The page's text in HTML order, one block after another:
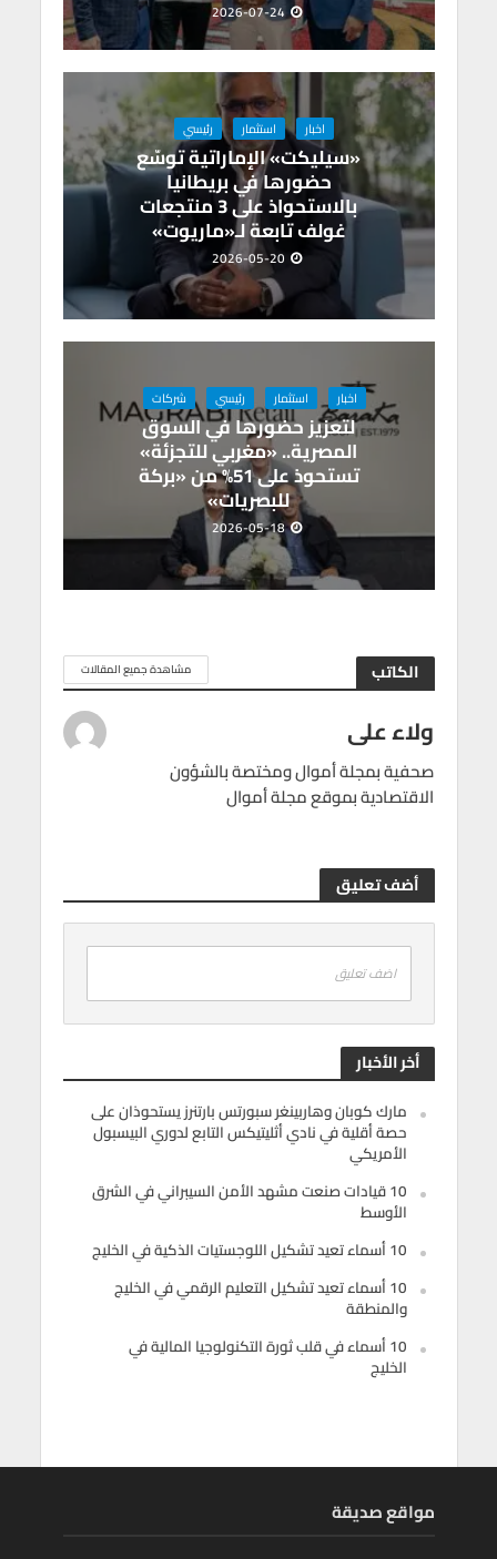
2026-07-24
اخبار استثمار رئيسي
«سيليكت» الإماراتية توسّع
حضورها في بريطانيا
بالاستحواذ على 3 منتجعات
غولف تابعة لـ«ماريوت»
2026-05-20
اخبار استثمار رئيسي شركات
لتعزيز حضورها في السوق
المصرية.. «مغربي للتجزئة»
تستحوذ على 51% من «بركة
للبصريات»
2026-05-18
الكاتب مشاهدة جميع المقالات
ولاء على
صحفية بمجلة أموال ومختصة بالشؤون
الاقتصادية بموقع مجلة أموال
أضف تعليق
اضف تعليق
أخر الأخبار
مارك كوبان وهاربينغر سبورتس بارتنرز يستحوذان على
حصة أقلية في نادي أثليتيكس التابع لدوري البيسبول
الأمريكي
10 قيادات صنعت مشهد الأمن السيبراني في الشرق
الأوسط
10 أسماء تعيد تشكيل اللوجستيات الذكية في الخليج
10 أسماء تعيد تشكيل التعليم الرقمي في الخليج
والمنطقة
10 أسماء في قلب ثورة التكنولوجيا المالية في
الخليج
مواقع صديقة